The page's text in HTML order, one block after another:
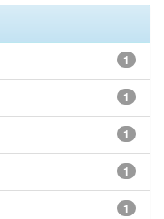
1
1
1
1
1